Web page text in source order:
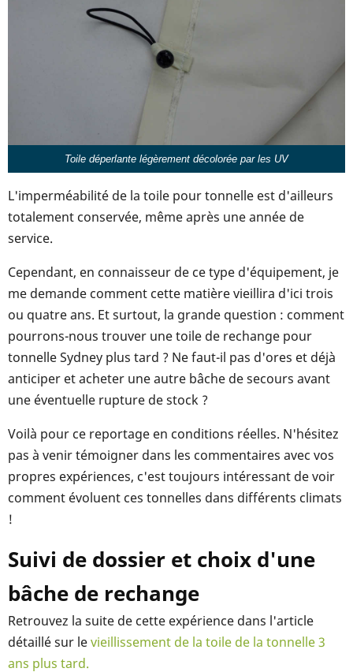
Toile déperlante légèrement décolorée par les UV
L'imperméabilité de la toile pour tonnelle est d'ailleurs
totalement conservée, même après une année de
service.
Cependant, en connaisseur de ce type d'équipement, je
me demande comment cette matière vieillira d'ici trois
ou quatre ans. Et surtout, la grande question : comment
pourrons-nous trouver une toile de rechange pour
tonnelle Sydney plus tard ? Ne faut-il pas d'ores et déjà
anticiper et acheter une autre bâche de secours avant
une éventuelle rupture de stock ?
Voilà pour ce reportage en conditions réelles. N'hésitez
pas à venir témoigner dans les commentaires avec vos
propres expériences, c'est toujours intéressant de voir
comment évoluent ces tonnelles dans différents climats
!
Suivi de dossier et choix d'une
bâche de rechange
Retrouvez la suite de cette expérience dans l'article
détaillé sur levieillissement de la toile de la tonnelle 3
ans plus tard.